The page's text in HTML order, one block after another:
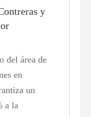
y
del área de
en
un
a la